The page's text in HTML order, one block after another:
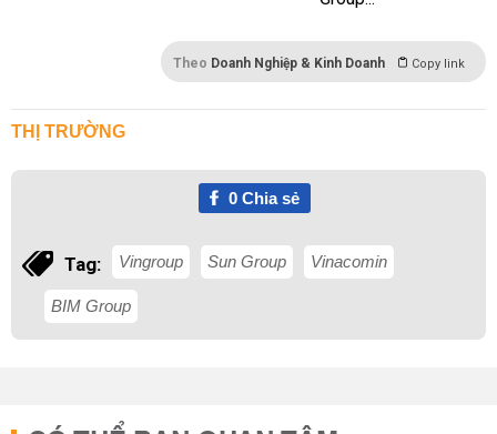
Theo Doanh Nghiệp & Kinh Doanh Copy link
THỊ TRƯỜNG
0Chia sẻ
Tag: Vingroup Sun Group Vinacomin
BIM Group